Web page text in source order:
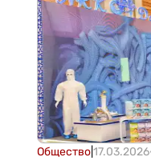
экономическому
Общество|17.03.2026